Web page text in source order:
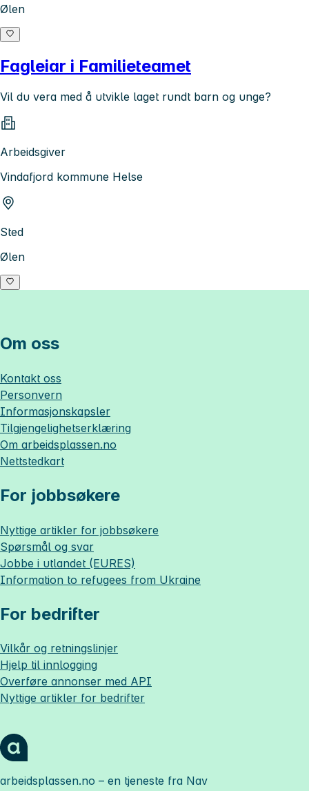
Ølen
Fagleiar i Familieteamet
Vil du vera med å utvikle laget rundt barn og unge?
Arbeidsgiver
Vindafjord kommune Helse
Sted
Ølen
Om oss
Kontakt oss
Personvern
Informasjonskapsler
Tilgjengelighetserklæring
Om arbeidsplassen.no
Nettstedkart
For jobbsøkere
Nyttige artikler for jobbsøkere
Spørsmål og svar
Jobbe i utlandet (EURES)
Information to refugees from Ukraine
For bedrifter
Vilkår og retningslinjer
Hjelp til innlogging
Overføre annonser med API
Nyttige artikler for bedrifter
arbeidsplassen.no – en tjeneste fra Nav